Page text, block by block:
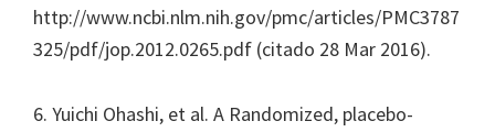
http://www.ncbi.nlm.nih.gov/pmc/articles/PMC3787
325/pdf/jop.2012.0265.pdf (citado 28 Mar 2016).
6. Yuichi Ohashi, et al. A Randomized, placebo-